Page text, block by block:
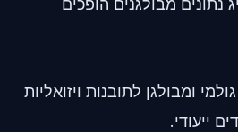
ומבולגן לתובנות ויזואליות
ייעודי.